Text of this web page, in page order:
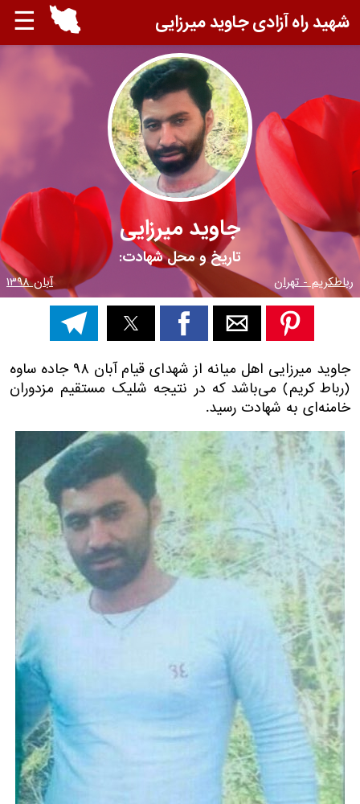
☰ شهید راه آزادی جاوید میرزایی
جاوید میرزایی
تاریخ و محل شهادت:
رباطکریم - تهران آبان ۱۳۹۸
جاوید میرزایی اهل میانه از شهدای قیام آبان ۹۸ جاده ساوه
(رباط کریم) می‌باشد که در نتیجه شلیک مستقیم مزدوران
خامنه‌ای به شهادت رسید.